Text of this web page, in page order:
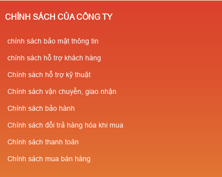
CHÍNH SÁCH CỦA CÔNG TY
chính sách bảo mật thông tin
chính sách hỗ trợ khách hàng
Chính sách hỗ trợ kỹ thuật
Chính sách vận chuyển, giao nhận
Chính sách bảo hành
Chính sách đổi trả hàng hóa khi mua
Chính sách thanh toán
Chính sách mua bán hàng